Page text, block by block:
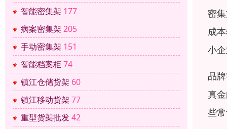
智能密集架 177
病案密集架 205
手动密集架 151
智能档案柜74
镇江仓储货架 60
镇江移动货架 77
重型货架批发42
密
成
小
品
真
些